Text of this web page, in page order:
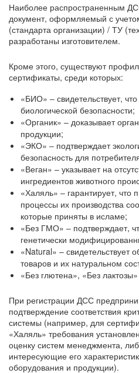
Наиболее распространенным
документ, оформляемый с
(стандарта организации) / ТУ
разработаны изготовителем.
Кроме этого, существуют
сертификаты, среди которых:
«БИО» ‒ свидетельствует,
биологической безопасности;
«Органик» ‒ доказывает
продукции;
«ЭКО» ‒ подтверждает
безопасность для
«Веган» ‒ указывает на
ингредиентов животного
«Халяль» ‒ гарантирует, что
процессы их производства
которые приняты в исламе;
«Без ГМО» ‒ подтверждает,
генетически
«Natural» ‒ свидетельствует
товаров и их натуральном
«Без глютена», «Без
При регистрации ДСС
подтверждение соответствия
системы (например, для
«Халяль» требования
оценку систем менеджмента,
интересующие его
оборудования и продукции).